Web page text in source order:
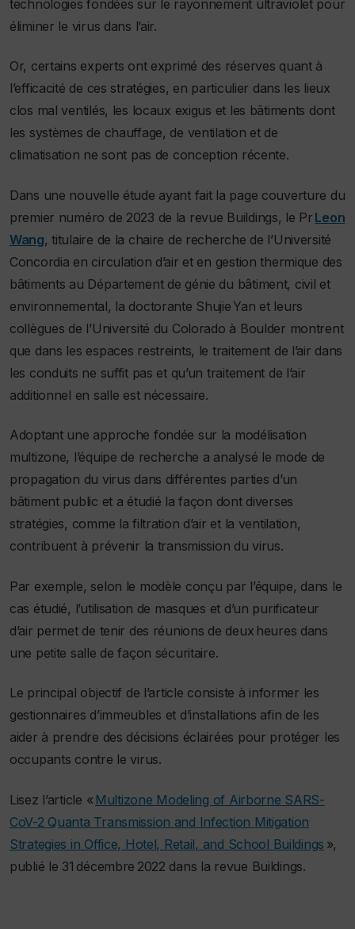
technologies fondées sur le rayonnement ultraviolet pour
éliminer le virus dans l’air.
Or, certains experts ont exprimé des réserves quant à
l’efficacité de ces stratégies, en particulier dans les lieux
clos mal ventilés, les locaux exigus et les bâtiments dont
les systèmes de chauffage, de ventilation et de
climatisation ne sont pas de conception récente.
Dans une nouvelle étude ayant fait la page couverture du
premier numéro de 2023 de la revue Buildings, le Pr Leon
Wang, titulaire de la chaire de recherche de l’Université
Concordia en circulation d’air et en gestion thermique des
bâtiments au Département de génie du bâtiment, civil et
environnemental, la doctorante Shujie Yan et leurs
collègues de l’Université du Colorado à Boulder montrent
que dans les espaces restreints, le traitement de l’air dans
les conduits ne suffit pas et qu’un traitement de l’air
additionnel en salle est nécessaire.
Adoptant une approche fondée sur la modélisation
multizone, l’équipe de recherche a analysé le mode de
propagation du virus dans différentes parties d’un
bâtiment public et a étudié la façon dont diverses
stratégies, comme la filtration d’air et la ventilation,
contribuent à prévenir la transmission du virus.
Par exemple, selon le modèle conçu par l’équipe, dans le
cas étudié, l’utilisation de masques et d’un purificateur
d’air permet de tenir des réunions de deux heures dans
une petite salle de façon sécuritaire.
Le principal objectif de l’article consiste à informer les
gestionnaires d’immeubles et d’installations afin de les
aider à prendre des décisions éclairées pour protéger les
occupants contre le virus.
Lisez l’article « Multizone Modeling of Airborne SARS-
CoV-2 Quanta Transmission and Infection Mitigation
Strategies in Office, Hotel, Retail, and School Buildings »,
publié le 31 décembre 2022 dans la revue Buildings.